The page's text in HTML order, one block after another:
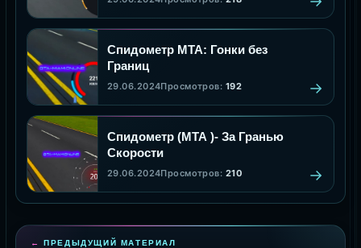
Спидометр МТА: Гонки без
Границ
29.06.2024Просмотров: 192
Спидометр (МТА )- За Гранью
Скорости
29.06.2024Просмотров: 210
ПРЕДЫДУЩИЙ МАТЕРИАЛ